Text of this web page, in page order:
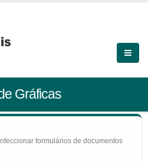
Gráficas
formulários de documentos